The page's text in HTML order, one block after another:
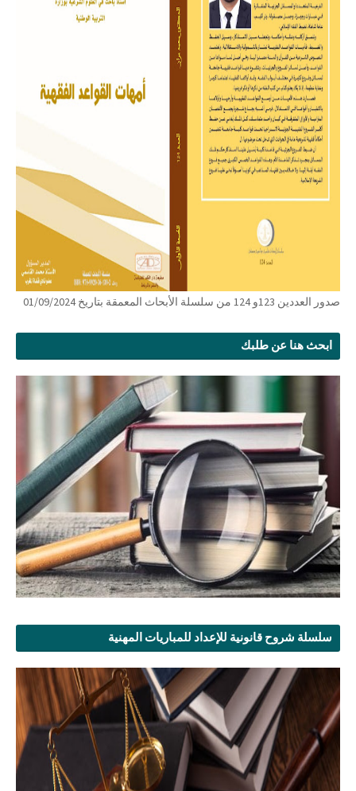
صدور العددين 123و 124 من سلسلة الأبحاث المعمقة بتاريخ 01/09/2024
ابحث هنا عن طلبك
سلسلة شروح قانونية للإعداد للمباريات المهنية